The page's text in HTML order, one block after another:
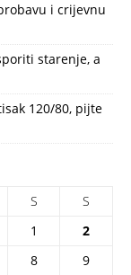
probavu i crijevnu
starenje, a
120/80, pijte
S
S
1
2
8
9